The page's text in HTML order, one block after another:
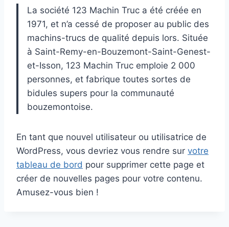
La société 123 Machin Truc a été créée en
1971, et n’a cessé de proposer au public des
machins-trucs de qualité depuis lors. Située
à Saint-Remy-en-Bouzemont-Saint-Genest-
et-Isson, 123 Machin Truc emploie 2 000
personnes, et fabrique toutes sortes de
bidules supers pour la communauté
bouzemontoise.
En tant que nouvel utilisateur ou utilisatrice de
WordPress, vous devriez vous rendre sur votre
tableau de bord pour supprimer cette page et
créer de nouvelles pages pour votre contenu.
Amusez-vous bien !